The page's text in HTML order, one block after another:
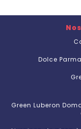
Dolce
Green Luberon